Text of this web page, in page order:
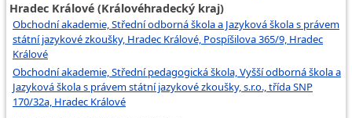
Hradec Králové (Královéhradecký kraj)
Obchodní akademie, Střední odborná škola a Jazyková škola s právem
státní jazykové zkoušky, Hradec Králové, Pospíšilova 365/9, Hradec
Králové
Obchodní akademie, Střední pedagogická škola, Vyšší odborná škola a
Jazyková škola s právem státní jazykové zkoušky, s.r.o., třída SNP
170/32a, Hradec Králové